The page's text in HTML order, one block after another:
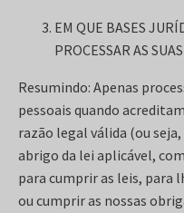
EM QUE BASES
PROCESSAR AS
Resumindo: Apenas
pessoais quando
razão legal válida (ou
abrigo da lei aplicável,
para cumprir as leis, para
ou cumprir as nossas